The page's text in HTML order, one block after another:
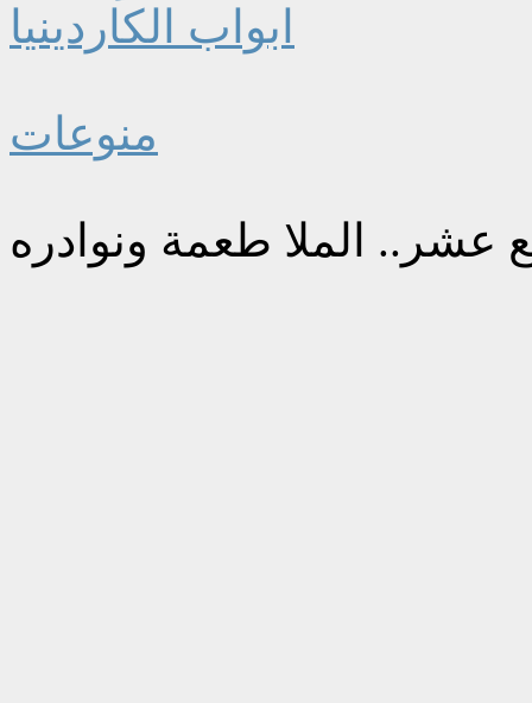
ابواب الكاردينيا
منوعات
عشر.. الملا طعمة ونوادره